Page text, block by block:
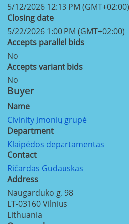
5/12/2026 12:13 PM (GMT+02:00)
Closing date
5/22/2026 1:00 PM (GMT+02:00)
Accepts parallel bids
No
Accepts variant bids
No
Buyer
Name
Civinity įmonių grupė
Department
Klaipėdos departamentas
Contact
Ričardas Gudauskas
Address
Naugarduko g. 98
LT-03160Vilnius
Lithuania